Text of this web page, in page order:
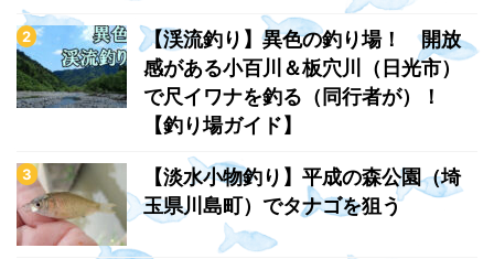
【渓流釣り】異色の釣り場！ 開放
感がある小百川＆板穴川（日光市）
で尺イワナを釣る（同行者が）！
【釣り場ガイド】
【淡水小物釣り】平成の森公園（埼
玉県川島町）でタナゴを狙う